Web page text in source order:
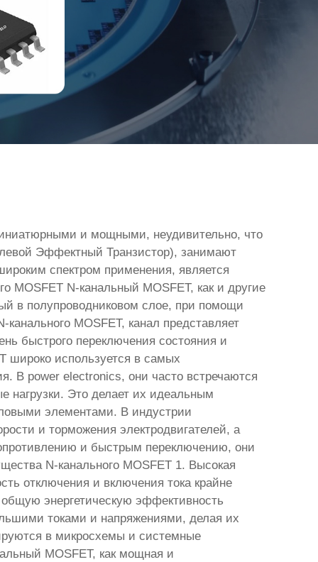
и мощными, неудивительно, что
Эффектный Транзистор), занимают
спектром применения, является
MOSFET N-канальный MOSFET, как и другие
в полупроводниковом слое, при помощи
MOSFET, канал представляет
быстрого переключения состояния и
широко используется в самых
В power electronics, они часто встречаются
нагрузки. Это делает их идеальным
элементами. В индустрии
и торможения электродвигателей, а
и быстрым переключению, они
N-канального MOSFET 1. Высокая
отключения и включения тока крайне
энергетическую эффективность
токами и напряжениями, делая их
в микросхемы и системные
MOSFET, как мощная и